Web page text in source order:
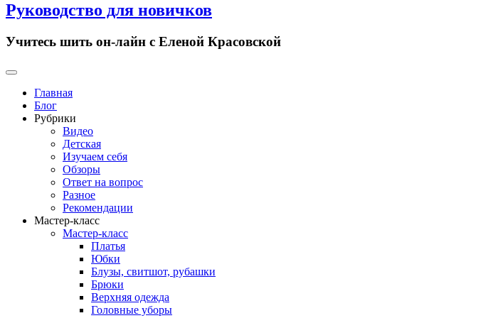
Руководство для новичков
Учитесь шить он-лайн с Еленой Красовской
Primary
Главная
Блог
Рубрики
Видео
Детская
Изучаем себя
Обзоры
Ответ на вопрос
Разное
Рекомендации
Мастер-класс
Мастер-класс
Платья
Юбки
Блузы, свитшот, рубашки
Брюки
Верхняя одежда
Головные уборы